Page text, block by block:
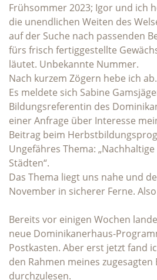
Frühsommer 2023; Igor und ich
die unendlichen Weiten des
auf der Suche nach passenden
fürs frisch fertiggestellte
läutet. Unbekannte Nummer.
Nach kurzem Zögern hebe ich ab.
Es meldete sich Sabine
Bildungsreferentin des
einer Anfrage über Interesse
Beitrag beim
Ungefähres Thema:
Städten“.
Das Thema liegt uns nahe und
November in sicherer Ferne.
Bereits vor einigen Wochen
neue Dominikanerhaus-
Postkasten. Aber erst jetzt fand
den Rahmen meines
durchzulesen.